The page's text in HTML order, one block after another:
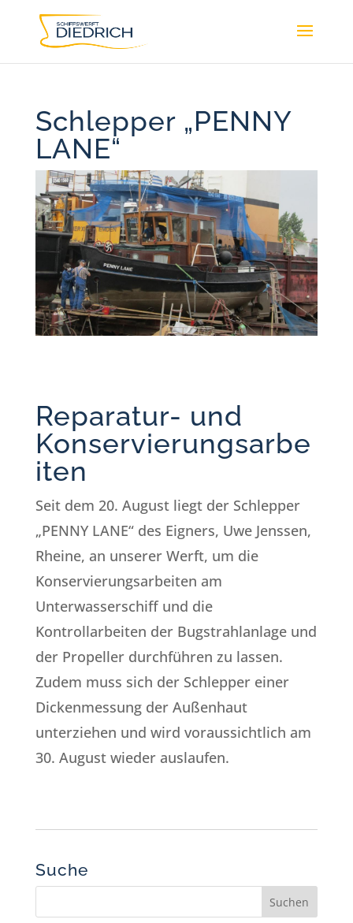
Schlepper „PENNY
LANE“
Reparatur- und
Konservierungsarbe
iten
Seit dem 20. August liegt der Schlepper
„PENNY LANE“ des Eigners, Uwe Jenssen,
Rheine, an unserer Werft, um die
Konservierungsarbeiten am
Unterwasserschiff und die
Kontrollarbeiten der Bugstrahlanlage und
der Propeller durchführen zu lassen.
Zudem muss sich der Schlepper einer
Dickenmessung der Außenhaut
unterziehen und wird voraussichtlich am
30. August wieder auslaufen.
Suche